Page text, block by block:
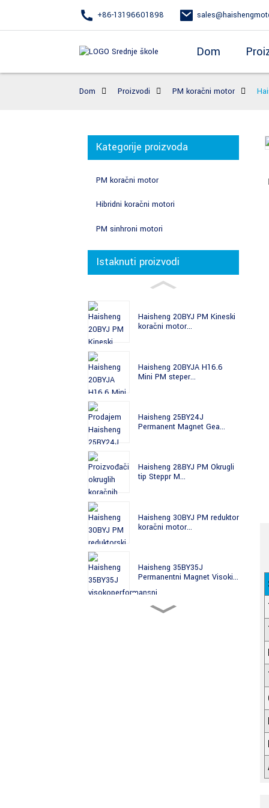
+86-13196601898
Dom
Dom Proizvodi PM koračni motor
Kategorije proizvoda
PM koračni motor
Hibridni koračni motori
PM sinhroni motori
Istaknuti proizvodi
Haisheng 20BYJ PM Kineski
koračni motor...
Haisheng 20BYJA H16.6
Mini PM steper...
Haisheng 25BY24J
Permanent Magnet Gea...
Haisheng 28BYJ PM Okrugli
tip Steppr M...
Haisheng 30BYJ PM reduktor
koračni motor...
Haisheng 35BY35J
Permanentni Magnet Visoki...
Loading...
Loading...